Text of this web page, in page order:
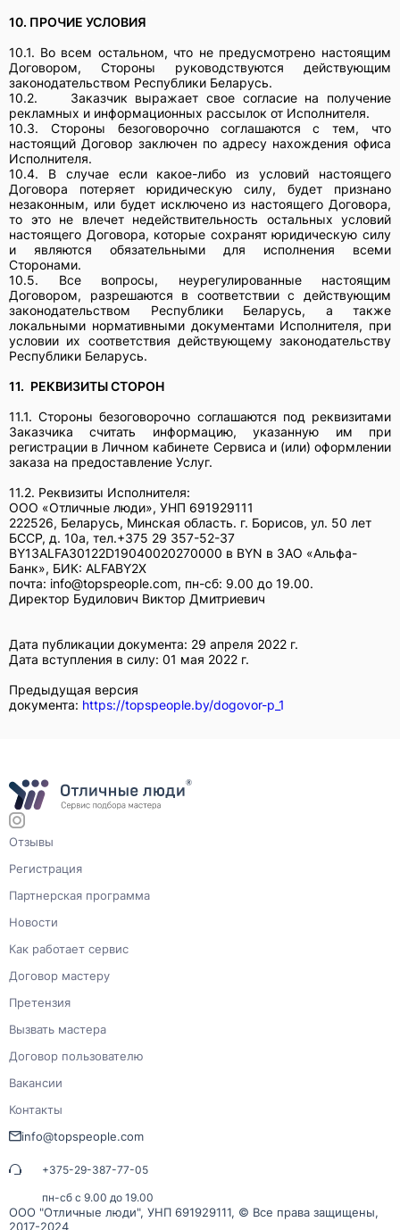
10. ПРОЧИЕ УСЛОВИЯ
10.1. Во всем остальном, что не предусмотрено настоящим
Договором, Стороны руководствуются действующим
законодательством Республики Беларусь.
10.2.
Заказчик выражает свое согласие на получение
рекламных и информационных рассылок от Исполнителя.
10.3. Стороны безоговорочно соглашаются с тем, что
настоящий Договор заключен по адресу нахождения офиса
Исполнителя.
10.4. В случае если какое-либо из условий настоящего
Договора потеряет юридическую силу, будет признано
незаконным, или будет исключено из настоящего Договора,
то это не влечет недействительность остальных условий
настоящего Договора, которые сохранят юридическую силу
и являются обязательными для исполнения всеми
Сторонами.
10.5. Все вопросы, неурегулированные настоящим
Договором, разрешаются в соответствии с действующим
законодательством Республики Беларусь, а также
локальными нормативными документами Исполнителя, при
условии их соответствия действующему законодательству
Республики Беларусь.
11. РЕКВИЗИТЫ СТОРОН
11.1. Стороны безоговорочно соглашаются под реквизитами
Заказчика считать информацию, указанную им при
регистрации в Личном кабинете Сервиса и (или) оформлении
заказа на предоставление Услуг.
11.2. Реквизиты Исполнителя:
ООО «Отличные люди», УНП 691929111
222526, Беларусь, Минская область. г. Борисов, ул. 50 лет
БССР, д. 10а, тел.+375 29 357-52-37
BY13ALFA30122D19040020270000 в BYN в ЗАО «Альфа-
Банк», БИК: ALFABY2X
почта: info@topspeople.com, пн-сб: 9.00 до 19.00.
Директор Будилович Виктор Дмитриевич
Дата публикации документа: 29 апреля 2022 г.
Дата вступления в силу: 01 мая 2022 г.
Предыдущая версия
документа: https://topspeople.by/dogovor-p_1
ООО "Отличные люди", УНП 691929111, © Все права защищены,
2017-2024
Отзывы
Регистрация
Партнерская программа
Новости
Как работает сервис
Договор мастеру
Претензия
Вызвать мастера
Договор пользователю
Вакансии
Контакты
info@topspeople.com
+375-29-387-77-05
пн-сб с 9.00 до 19.00